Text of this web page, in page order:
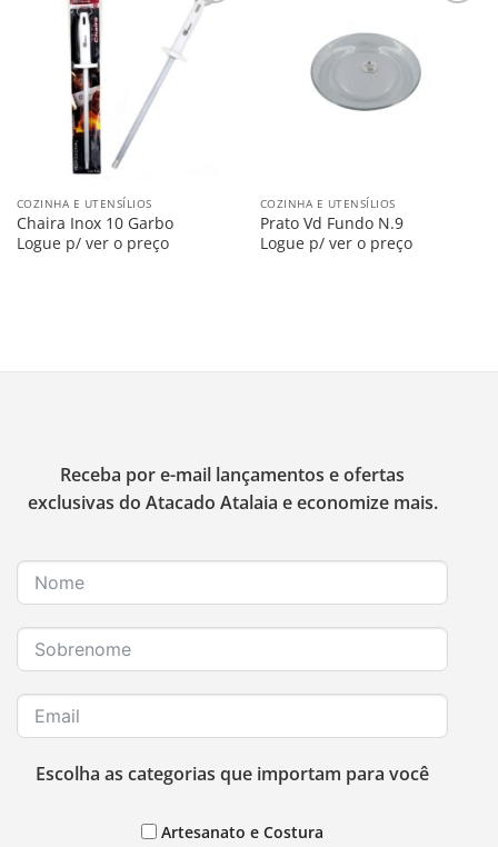
Salvar
COZINHA E UTENSÍLIOS
Chaira Inox 10 Garbo
Logue p/ ver o preço
COZINHA E UTENSÍLIOS
Prato Vd Fundo N.9
Logue p/ ver o preço
Receba por e-mail lançamentos e ofertas
exclusivas do Atacado Atalaia e economize mais.
Escolha as categorias que importam para você
Artesanato e Costura